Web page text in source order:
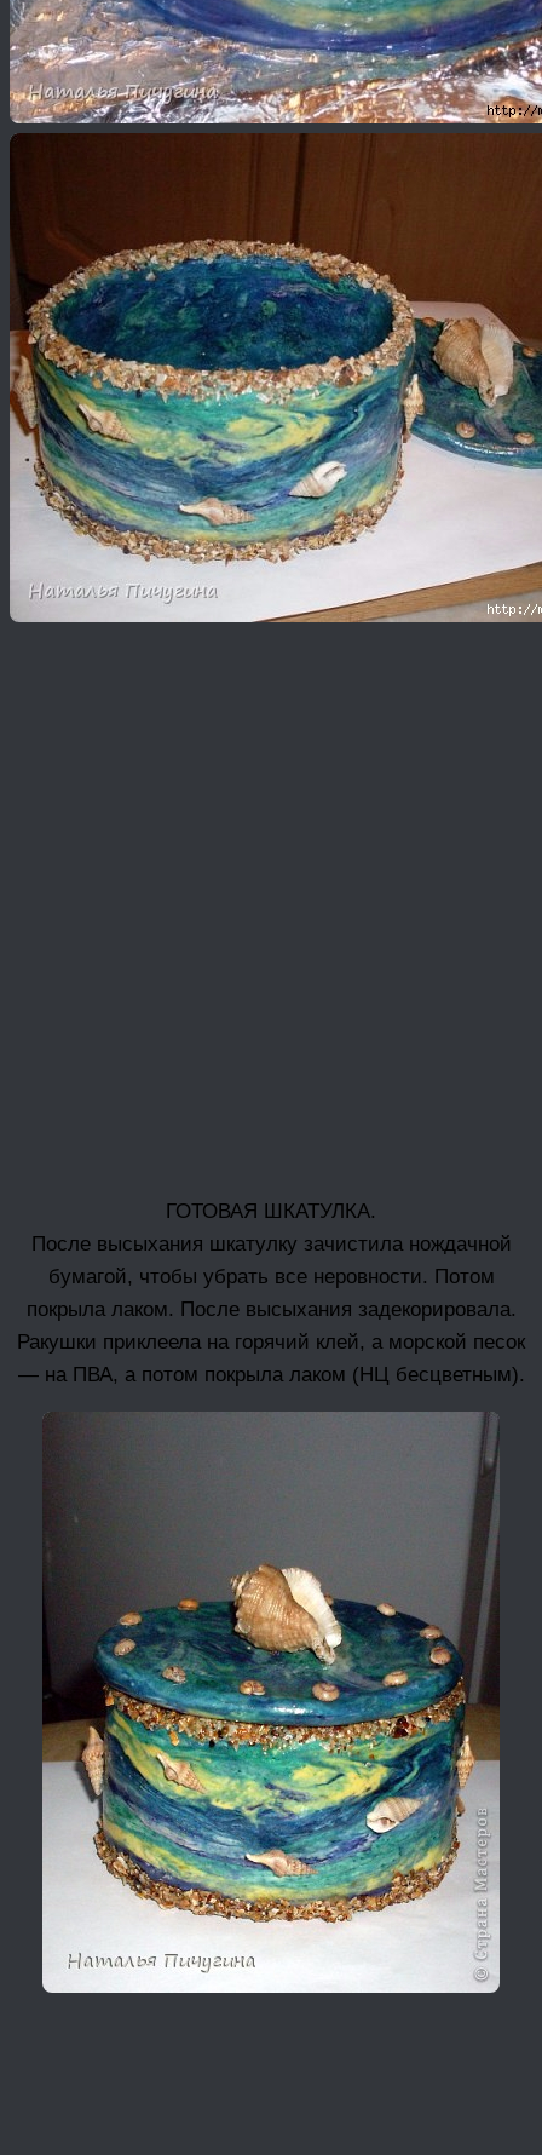
ГОТОВАЯ ШКАТУЛКА.
После высыхания шкатулку зачистила нождачной
бумагой, чтобы убрать все неровности. Потом
покрыла лаком. После высыхания задекорировала.
Ракушки приклеела на горячий клей, а морской песок
— на ПВА, а потом покрыла лаком (НЦ бесцветным).